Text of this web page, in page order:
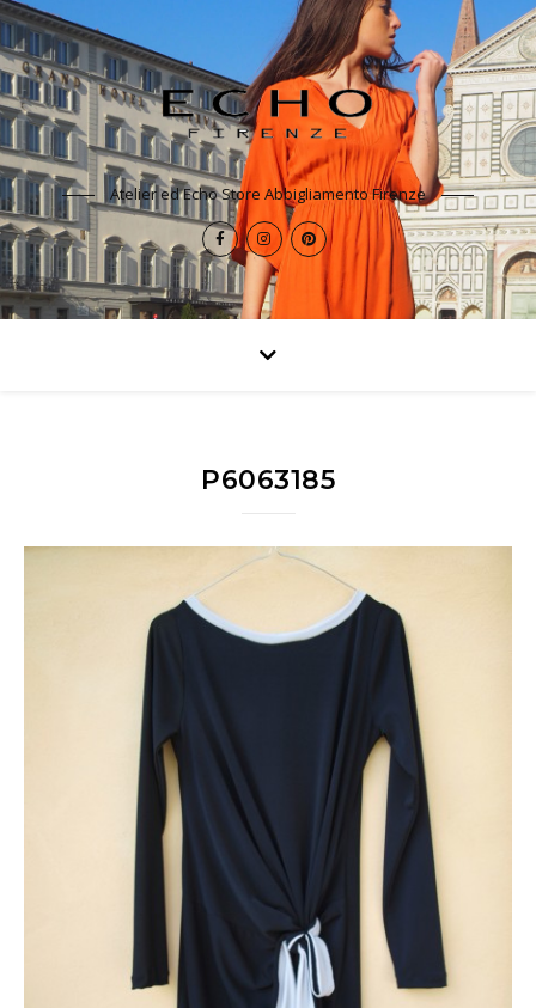
Atelier ed Echo Store Abbigliamento Firenze
P6063185